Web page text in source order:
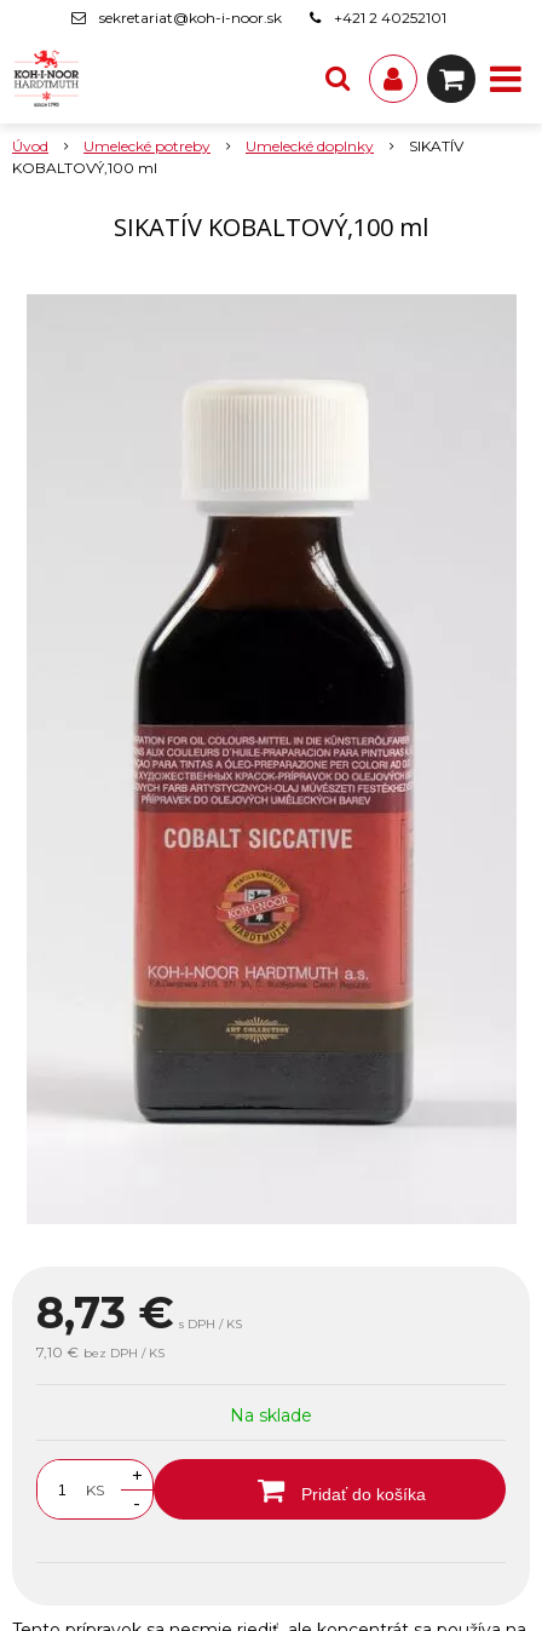
sekretariat@koh-i-noor.sk +421 2 40252101
Úvod Umelecké potreby Umelecké doplnky
SIKATÍV
KOBALTOVÝ,100 ml
SIKATÍV KOBALTOVÝ,100 ml
8,73 € s DPH / KS
7,10 € bez DPH / KS
Na sklade
KS
+
-
Pridať do košíka